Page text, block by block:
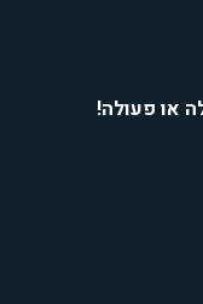
או פעולה!